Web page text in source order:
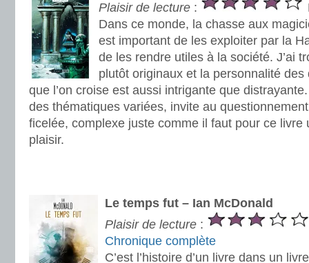
Plaisir de lecture :
Dans ce monde, la chasse aux
est important de les exploiter par la
de les rendre utiles à la société. J’ai
plutôt originaux et la personnalité
que l’on croise est aussi intrigante que
des thématiques variées, invite au
ficelée, complexe juste comme il faut pour ce livre
plaisir.
Le temps fut – Ian McDonald
Plaisir de lecture :
Chronique complète
C’est l’histoire d’un livre dans un